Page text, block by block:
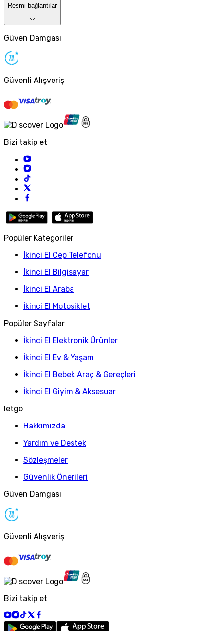
Resmi bağlantılar
Güven Damgası
Güvenli Alışveriş
Bizi takip et
Popüler Kategoriler
İkinci El Cep Telefonu
İkinci El Bilgisayar
İkinci El Araba
İkinci El Motosiklet
Popüler Sayfalar
İkinci El Elektronik Ürünler
İkinci El Ev & Yaşam
İkinci El Bebek Araç & Gereçleri
İkinci El Giyim & Aksesuar
letgo
Hakkımızda
Yardım ve Destek
Sözleşmeler
Güvenlik Önerileri
Güven Damgası
Güvenli Alışveriş
Bizi takip et